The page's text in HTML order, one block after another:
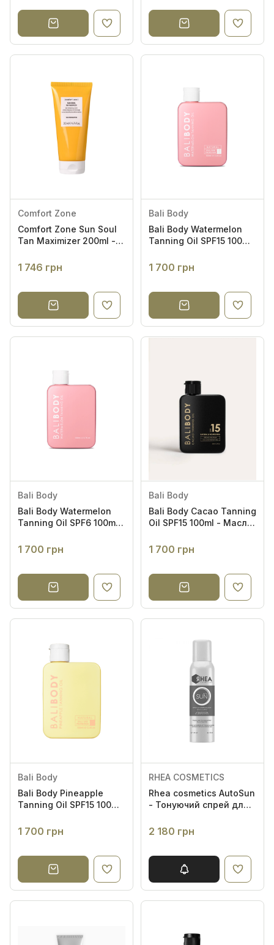
Comfort Zone
Comfort Zone Sun Soul
Tan Maximizer 200ml -
засмаги
1 746 грн
Bali Body
Bali Body Watermelon
Tanning Oil SPF15 100ml
насінням кавуна SPF15
1 700 грн
Bali Body
Bali Body Watermelon
Tanning Oil SPF6 100ml -
засмаги з насінням
1 700 грн
Bali Body
Bali Body Cacao Tanning
Oil SPF15 100ml - Масло
SPF15
1 700 грн
Bali Body
Bali Body Pineapple
Tanning Oil SPF15 100ml
екстрактом ананаса
1 700 грн
RHEA COSMETICS
Rhea cosmetics AutoSun
- Тонуючий спрей для
2 180 грн